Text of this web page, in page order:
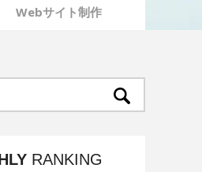
Webサイト制作
RANKING